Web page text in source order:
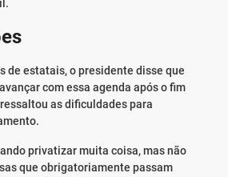
de estatais, o presidente disse que
com essa agenda após o fim
as dificuldades para
privatizar muita coisa, mas não
que obrigatoriamente passam